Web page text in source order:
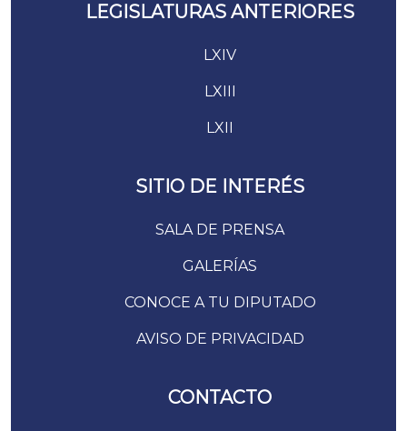
LEGISLATURAS ANTERIORES
LXIV
LXIII
LXII
SITIO DE INTERÉS
SALA DE PRENSA
GALERÍAS
CONOCE A TU DIPUTADO
AVISO DE PRIVACIDAD
CONTACTO